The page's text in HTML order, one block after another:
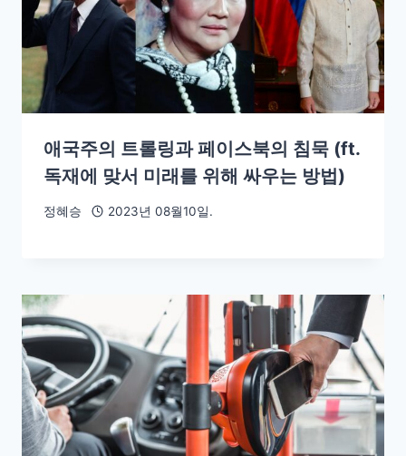
애국주의 트롤링과 페이스북의 침묵 (ft.
독재에 맞서 미래를 위해 싸우는 방법)
정혜승 2023년 08월10일.